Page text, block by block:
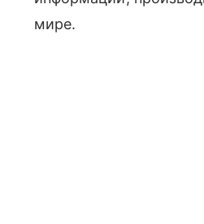
мире.